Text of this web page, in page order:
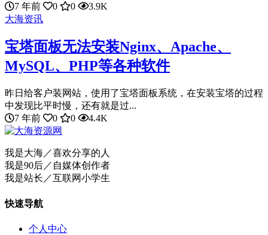
7 年前
0 0
3.9K
大海资讯
宝塔面板无法安装Nginx、Apache、
MySQL、PHP等各种软件
昨日给客户装网站，使用了宝塔面板系统，在安装宝塔的过程
中发现比平时慢，还有就是过...
7 年前
0 0 4.4K
我是大海／喜欢分享的人
我是90后／自媒体创作者
我是站长／互联网小学生
快速导航
个人中心